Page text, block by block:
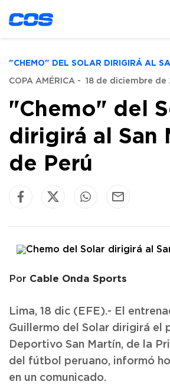
"CHEMO" DEL SOLAR DIRIGIRÁ AL
COPA AMÉRICA - 18 de diciembre de
"Chemo" del
dirigirá al San
de Perú
Por Cable Onda Sports
Lima, 18 dic (EFE).- El
Guillermo del Solar dirigirá el
Deportivo San Martín, de la
del fútbol peruano, informó
en un comunicado.